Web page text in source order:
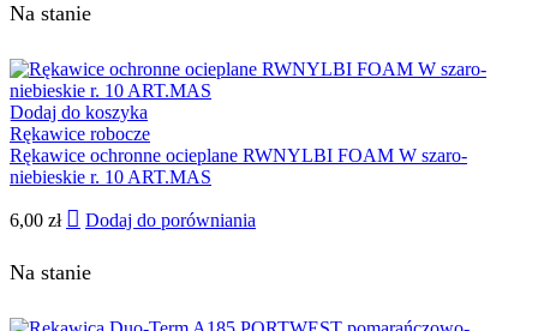
Na stanie
Dodaj do koszyka
Rękawice robocze
Rękawice ochronne ocieplane RWNYLBI FOAM W szaro-
niebieskie r. 10 ART.MAS
6,00 zł Dodaj do porówniania
Na stanie